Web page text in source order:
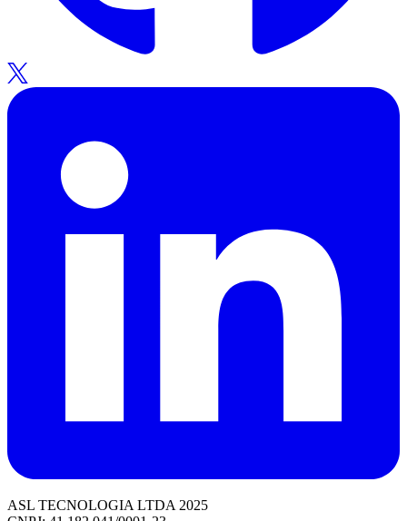
ASL TECNOLOGIA LTDA 2025